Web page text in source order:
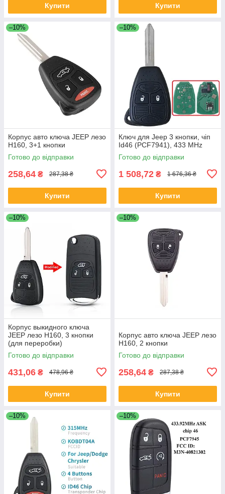
Купити Купити
–10%
Корпус авто ключа JEEP лезо
Н160, 3+1 кнопки
Готово до відправки
258,64 ₴ 287,38 ₴
Купити
–10%
Ключ для Jeep 3 кнопки, чіп
Id46 (PCF7941), 433 MHz
Готово до відправки
1 508,72 ₴ 1 676,36 ₴
Купити
–10%
Корпус выкидного ключа
JEEP лезо Н160, 3 кнопки
(для переробки)
Готово до відправки
431,06 ₴ 478,96 ₴
Купити
–10%
Корпус авто ключа JEEP лезо
Н160, 2 кнопки
Готово до відправки
258,64 ₴ 287,38 ₴
Купити
–10% –10%